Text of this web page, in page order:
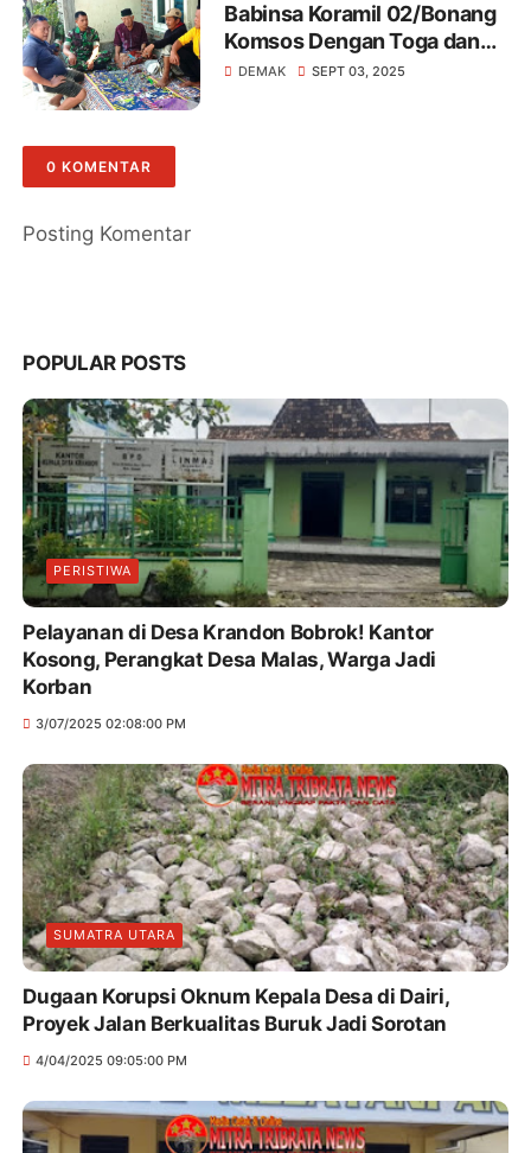
Babinsa Koramil 02/Bonang
Komsos Dengan Toga dan
Tomas Di Wilayah Binaan
DEMAK SEPT 03, 2025
0 KOMENTAR
Posting Komentar
POPULAR POSTS
PERISTIWA
Pelayanan di Desa Krandon Bobrok! Kantor
Kosong, Perangkat Desa Malas, Warga Jadi
Korban
3/07/2025 02:08:00 PM
SUMATRA UTARA
Dugaan Korupsi Oknum Kepala Desa di Dairi,
Proyek Jalan Berkualitas Buruk Jadi Sorotan
4/04/2025 09:05:00 PM